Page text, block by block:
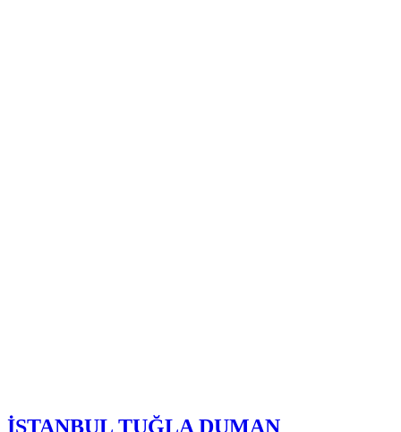
İSTANBUL TUĞLA DUMAN